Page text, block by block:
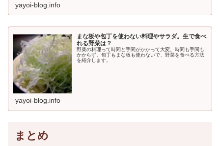
yayoi-blog.info
まな板や包丁を使わない料理やサラダ。生で食べ
れる野菜は？
野菜の料理って時間と手間がかかって大変。時間も手間も
かからず、包丁もまな板も使わないで、野菜を食べる方法
を紹介します。
yayoi-blog.info
まとめ